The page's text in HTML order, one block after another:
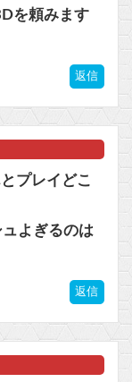
を頼みます
返信
プレイどこ
よぎるのは
返信